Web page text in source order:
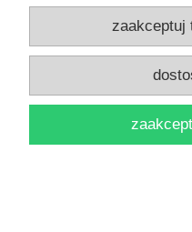
zaakceptuj